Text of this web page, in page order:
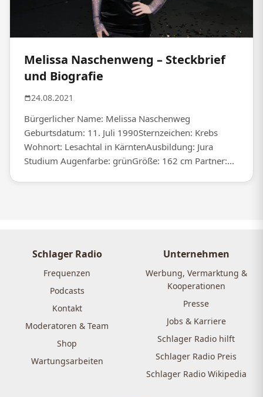
Melissa Naschenweng – Steckbrief
und Biografie
24.08.2021
Bürgerlicher Name: Melissa Naschenweg
Geburtsdatum: 11. Juli 1990Sternzeichen: Krebs
Wohnort: Lesachtal in KärntenAusbildung: Jura
Studium Augenfarbe: grünGröße: 162 cm Partner:...
Schlager Radio
Frequenzen
Podcasts
Kontakt
Moderatoren & Team
Shop
Wartungsarbeiten
Unternehmen
Werbung, Vermarktung &
Kooperationen
Presse
Jobs & Karriere
Schlager Radio hilft
Schlager Radio Preis
Schlager Radio Wikipedia